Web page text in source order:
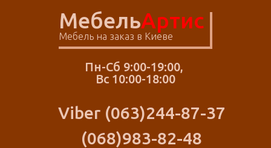
МебельАртис
Мебель на заказ в Киеве
Пн-Сб 9:00-19:00,
Вс 10:00-18:00
Viber (063)244-87-37
(068)983-82-48